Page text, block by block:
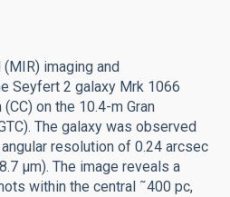
imaging and
Seyfert 2 galaxy Mrk 1066
on the 10.4-m Gran
The galaxy was observed
resolution of 0.24 arcsec
μm). The image reveals a
within the central ˜400 pc,